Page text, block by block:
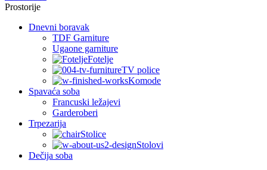
Prostorije
Dnevni boravak
TDF Garniture
Ugaone garniture
Fotelje
TV police
Komode
Spavaća soba
Francuski ležajevi
Garderoberi
Trpezarija
Stolice
Stolovi
Dečija soba